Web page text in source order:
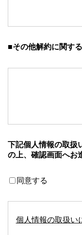
■その他解約に関す
下記個人情報の取扱
の上、確認画面へお
同意する
個人情報の取扱い